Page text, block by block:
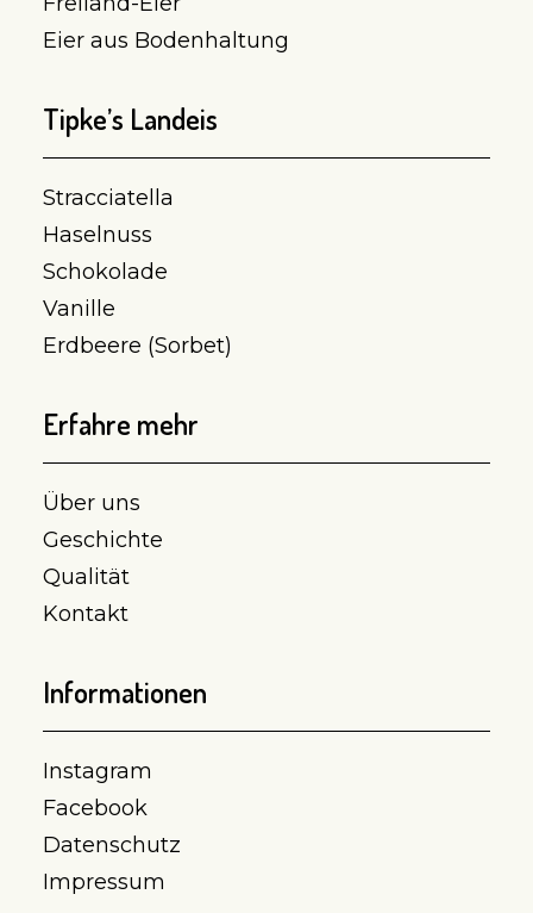
Eier aus Bodenhaltung
Tipke’s Landeis
Stracciatella
Haselnuss
Schokolade
Vanille
Erdbeere (Sorbet)
Erfahre mehr
Über uns
Geschichte
Qualität
Kontakt
Informationen
Instagram
Facebook
Datenschutz
Impressum